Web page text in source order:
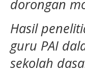
dorongan
Hasil
guru PAI
sekolah